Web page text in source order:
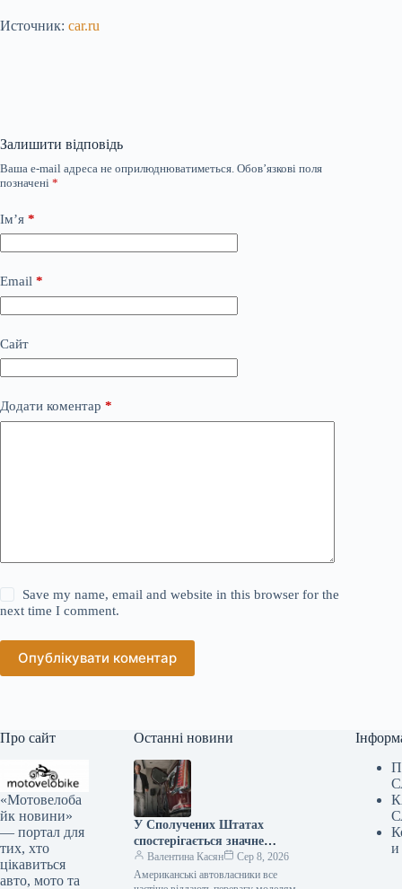
Источник: car.ru
Залишити відповідь
Ваша e-mail адреса не оприлюднюватиметься. Обов’язкові поля
позначені *
Ім’я *
Email *
Сайт
Додати коментар *
Save my name, email and website in this browser for the
next time I comment.
Опублікувати коментар
Про сайт
«Мотовелоба
йк новини»
— портал для
тих, хто
цікавиться
авто, мото та
Останні новини
У Сполучених Штатах
спостерігається значне
зниження популярності
елітних автомобілів.
Валентина Касян
Сер 8, 2026
Американські автовласники все
и